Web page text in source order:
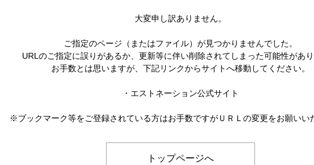
大変申し訳ありません。
ご指定のページ（またはファイル）が見つかりませんでした。
URLのご指定に誤りがあるか、更新等に伴い削除されてしまった可能性があり
お手数とは思いますが、下記リンクからサイトへ移動してください。
・ エストネーション公式サイト
※ブックマーク等をご登録されている方はお手数ですがＵＲＬの変更をお願いい
トップページへ